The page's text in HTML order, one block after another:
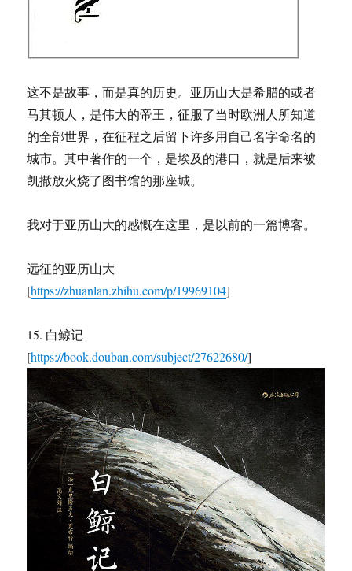
这不是故事，而是真的历史。亚历山大是希腊的或者
马其顿人，是伟大的帝王，征服了当时欧洲人所知道
的全部世界，在征程之后留下许多用自己名字命名的
城市。其中著作的一个，是埃及的港口，就是后来被
凯撒放火烧了图书馆的那座城。
我对于亚历山大的感慨在这里，是以前的一篇博客。
远征的亚历山大
[https://zhuanlan.zhihu.com/p/19969104]
15. 白鲸记
[https://book.douban.com/subject/27622680/]